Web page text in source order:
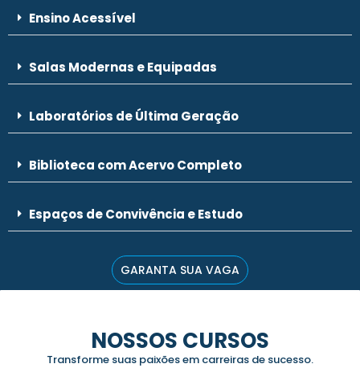
Ensino Acessível
Salas Modernas e Equipadas
Laboratórios de Última Geração
Biblioteca com Acervo Completo
Espaços de Convivência e Estudo
GARANTA SUA VAGA
NOSSOS CURSOS
Transforme suas paixões em carreiras de sucesso.